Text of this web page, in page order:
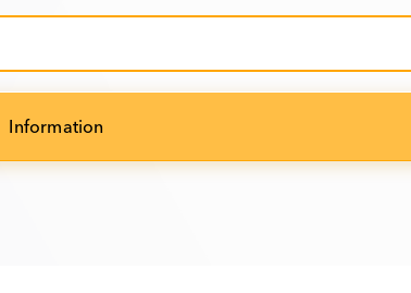
Information